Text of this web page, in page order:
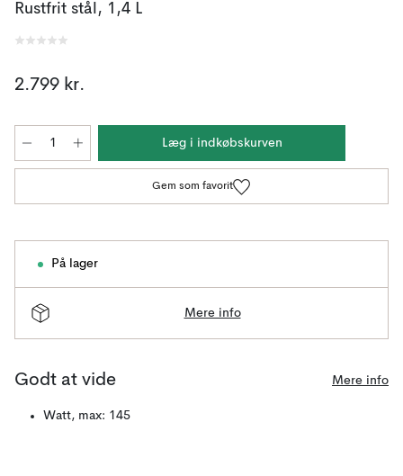
Rustfrit stål, 1,4 L
2.799 kr.
Læg i indkøbskurven
Gem som favorit
På lager
Mere info
Godt at vide Mere info
Watt, max: 145